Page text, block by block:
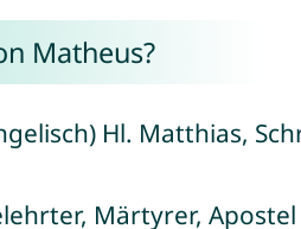
Matheus?
Hl. Matthias,
Märtyrer, Apostel